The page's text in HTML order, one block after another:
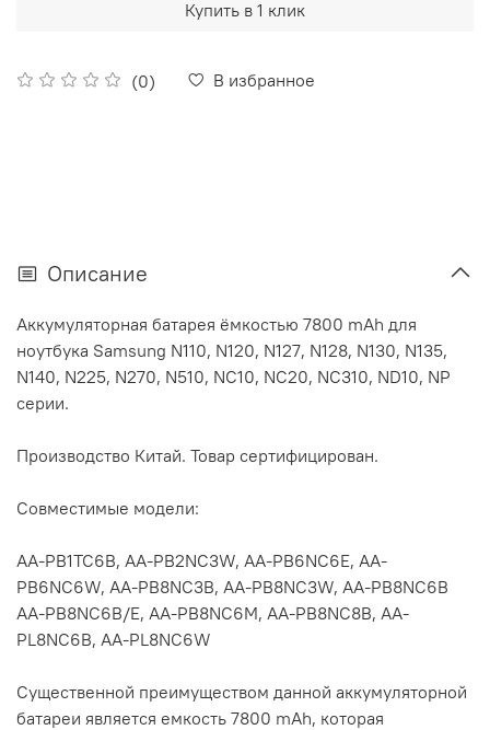
(0) В избранное
Купить в 1 клик
Описание
Аккумуляторная батарея ёмкостью 7800 mAh для
ноутбука Samsung N110, N120, N127, N128, N130, N135,
N140, N225, N270, N510, NC10, NC20, NC310, ND10, NP
серии.
Производство Китай. Товар сертифицирован.
Совместимые модели:
AA-PB1TC6B, AA-PB2NC3W, AA-PB6NC6E, AA-
PB6NC6W, AA-PB8NC3B, AA-PB8NC3W, AA-PB8NC6B
AA-PB8NC6B/E, AA-PB8NC6M, AA-PB8NC8B, AA-
PL8NC6B, AA-PL8NC6W
Существенной преимуществом данной аккумуляторной
батареи является емкость 7800 mAh, которая